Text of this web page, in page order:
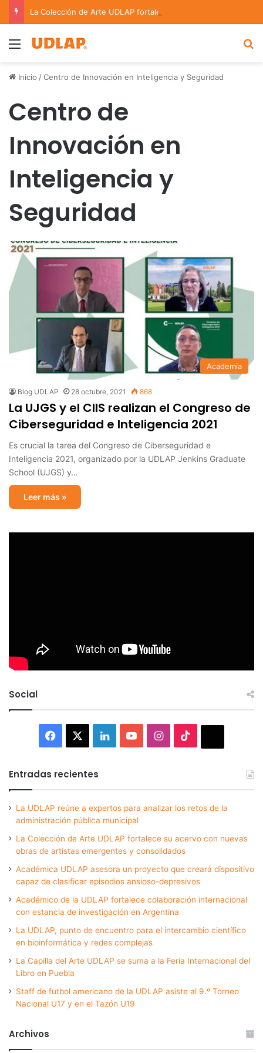
Menu
Inicio /Centro de Innovación en Inteligencia y Seguridad
Centro de
Innovación en
Inteligencia y
Seguridad
Academia
Blog UDLAP 28 octubre, 2021 868
La UJGS y el CIIS realizan el Congreso de
Ciberseguridad e Inteligencia 2021
Es crucial la tarea del Congreso de Ciberseguridad e
Inteligencia 2021, organizado por la UDLAP Jenkins Graduate
School (UJGS) y…
Leer más »
Social
Facebook LinkedInYouTubeInstagram
Entradas recientes
La UDLAP reúne a expertos para analizar los retos de la
administración pública municipal
La Colección de Arte UDLAP fortalece su acervo con nuevas
obras de artistas emergentes y consolidados
Académica UDLAP asesora un proyecto que creará dispositivo
capaz de clasificar episodios ansioso-depresivos
Académico de la UDLAP fortalece colaboración internacional
con estancia de investigación en Argentina
La UDLAP, punto de encuentro para el intercambio científico
en bioinformática y redes complejas
La Capilla del Arte UDLAP se suma a la Feria Internacional del
Libro en Puebla
Staff de futbol americano de la UDLAP asiste al 9.º Torneo
Nacional U17 y en el Tazón U19
Archivos